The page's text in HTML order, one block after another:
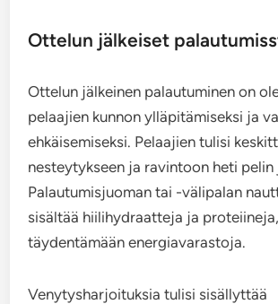
Ottelun jälkeiset
Ottelun jälkeinen palautuminen on
pelaajien kunnon ylläpitämiseksi ja
ehkäisemiseksi. Pelaajien tulisi
nesteytykseen ja ravintoon heti pelin
Palautumisjuoman tai -välipalan
sisältää hiilihydraatteja ja
täydentämään energiavarastoja.
Venytysharjoituksia tulisi sisällyttää